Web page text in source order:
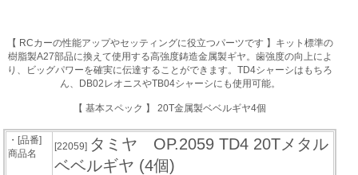
【 RCカーの性能アップやセッティングに役立つパーツです 】キット標準の
樹脂製A27部品に換えて使用する高強度鋳造金属製ギヤ。歯強度の向上によ
り、ビッグパワーを確実に伝達することができます。TD4シャーシはもちろ
ん、DB02レオニスやTB04シャーシにも使用可能。
【 基本スペック 】 20T金属製ベベルギヤ4個
・[品番]
商品名
[22059] タミヤ OP.2059 TD4 20Tメタル
ベベルギヤ (4個)